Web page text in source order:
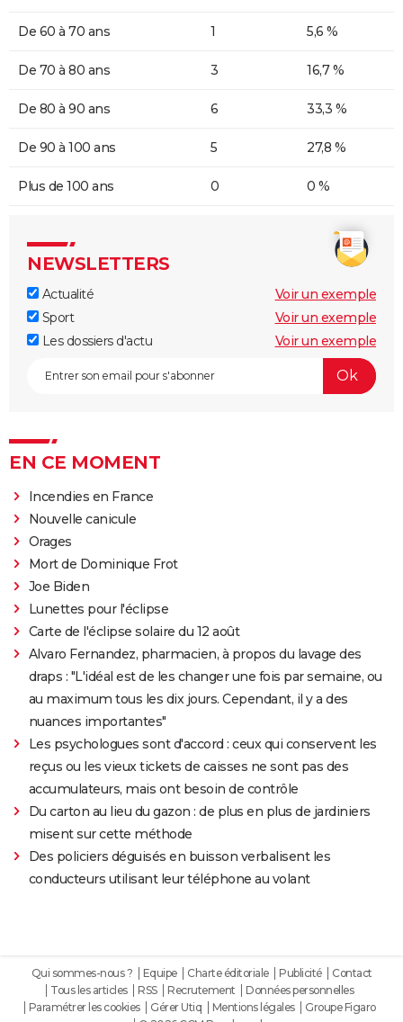
De 60 à 70 ans 1 5,6 %
De 70 à 80 ans 3 16,7 %
De 80 à 90 ans 6 33,3 %
De 90 à 100 ans 5 27,8 %
Plus de 100 ans 0 0 %
NEWSLETTERS
Actualité
Voir un exemple
Sport
Voir un exemple
Les dossiers d'actu
Voir un exemple
EN CE MOMENT
Incendies en France
Nouvelle canicule
Orages
Mort de Dominique Frot
Joe Biden
Lunettes pour l'éclipse
Carte de l'éclipse solaire du 12 août
Alvaro Fernandez, pharmacien, à propos du lavage des
draps : "L'idéal est de les changer une fois par semaine, ou
au maximum tous les dix jours. Cependant, il y a des
nuances importantes"
Les psychologues sont d'accord : ceux qui conservent les
reçus ou les vieux tickets de caisses ne sont pas des
accumulateurs, mais ont besoin de contrôle
Du carton au lieu du gazon : de plus en plus de jardiniers
misent sur cette méthode
Des policiers déguisés en buisson verbalisent les
conducteurs utilisant leur téléphone au volant
Qui sommes-nous ? Equipe Charte éditoriale Publicité
Contact
Tous les articles
RSS Recrutement
Données personnelles
Paramétrer les cookies
Gérer Utiq Mentions légales
Groupe Figaro